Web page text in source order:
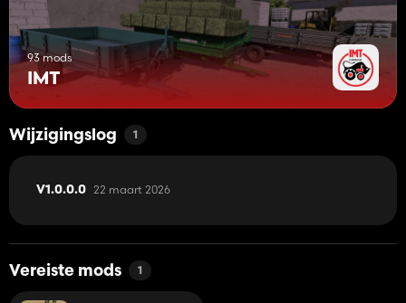
93 mods
IMT
Wijzigingslog 1
V1.0.0.0 22 maart 2026
Vereiste mods 1